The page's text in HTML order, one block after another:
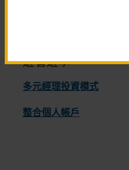
邊看邊學
多元經理投資模式
整合個人帳戶